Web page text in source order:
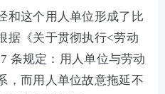
和这个用人单位形成了比
据《关于贯彻执行<劳动
条规定：用人单位与劳动
，而用人单位故意拖延不